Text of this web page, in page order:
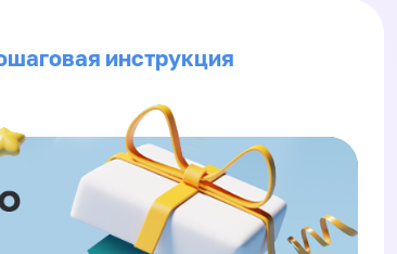
инструкция